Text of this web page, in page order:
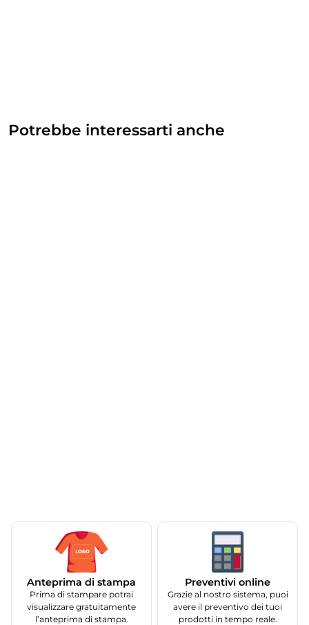
Potrebbe interessarti anche
Anteprima di stampa
Prima di stampare potrai
visualizzare gratuitamente
l’anteprima di stampa.
Preventivi online
Grazie al nostro sistema, puoi
avere il preventivo dei tuoi
prodotti in tempo reale.